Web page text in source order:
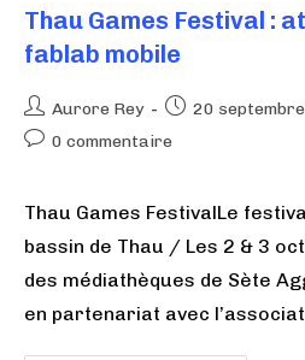
Thau Games Festival :
fablab mobile
Aurore Rey
20
0 commentaire
Thau Games FestivalLe
bassin de Thau / Les 2 & 3
des médiathèques de Sète
en partenariat avec